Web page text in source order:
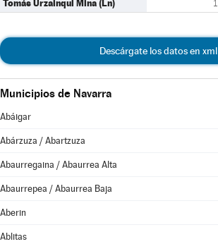
Tomás Urzainqui Mina (Ln) 1
Descárgate los datos en xml
Municipios de Navarra
Abáigar
Abárzuza / Abartzuza
Abaurregaina / Abaurrea Alta
Abaurrepea / Abaurrea Baja
Aberin
Ablitas